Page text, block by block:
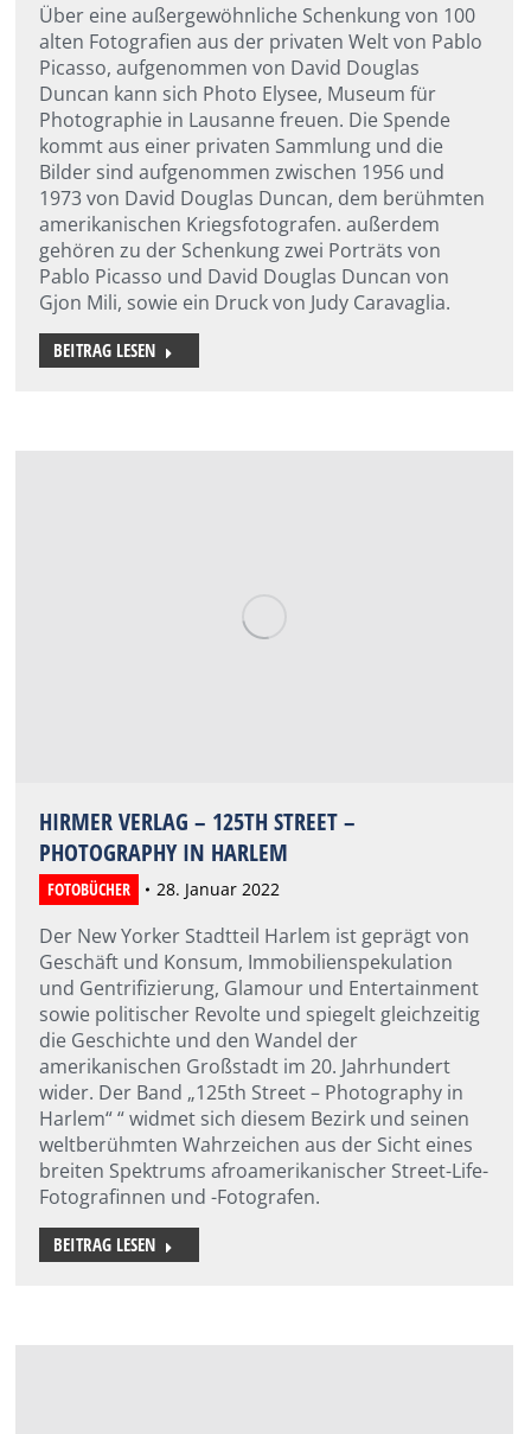
Über eine außergewöhnliche Schenkung von 100
alten Fotografien aus der privaten Welt von Pablo
Picasso, aufgenommen von David Douglas
Duncan kann sich Photo Elysee, Museum für
Photographie in Lausanne freuen. Die Spende
kommt aus einer privaten Sammlung und die
Bilder sind aufgenommen zwischen 1956 und
1973 von David Douglas Duncan, dem berühmten
amerikanischen Kriegsfotografen. außerdem
gehören zu der Schenkung zwei Porträts von
Pablo Picasso und David Douglas Duncan von
Gjon Mili, sowie ein Druck von Judy Caravaglia.
BEITRAG LESEN
HIRMER VERLAG – 125TH STREET –
PHOTOGRAPHY IN HARLEM
FOTOBÜCHER 28. Januar 2022
Der New Yorker Stadtteil Harlem ist geprägt von
Geschäft und Konsum, Immobilienspekulation
und Gentrifizierung, Glamour und Entertainment
sowie politischer Revolte und spiegelt gleichzeitig
die Geschichte und den Wandel der
amerikanischen Großstadt im 20. Jahrhundert
wider. Der Band „125th Street – Photography in
Harlem“ “ widmet sich diesem Bezirk und seinen
weltberühmten Wahrzeichen aus der Sicht eines
breiten Spektrums afroamerikanischer Street-Life-
Fotografinnen und -Fotografen.
BEITRAG LESEN